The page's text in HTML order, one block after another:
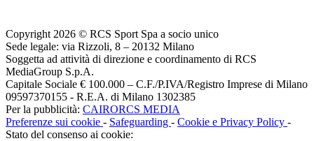
Copyright 2026 © RCS Sport Spa a socio unico
Sede legale: via Rizzoli, 8 – 20132 Milano
Soggetta ad attività di direzione e coordinamento di RCS
MediaGroup S.p.A.
Capitale Sociale € 100.000 – C.F./P.IVA/Registro Imprese di Milano
09597370155 - R.E.A. di Milano 1302385
Per la pubblicità: CAIRORCS MEDIA
Preferenze sui cookie - Safeguarding - Cookie e Privacy Policy -
Stato del consenso ai cookie: